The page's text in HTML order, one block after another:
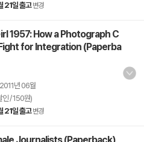
21일 출고 변경
1957: How a Photograph C
for Integration (Paperba
2011년 06월
인 / 150원)
21일 출고 변경